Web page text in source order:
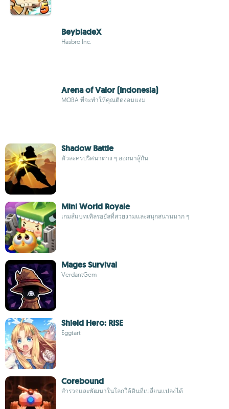
BeybladeX
Hasbro Inc.
Arena of Valor (Indonesia)
MOBA ที่จะทำให้คุณติดงอมแงม
Shadow Battle
ตัวละครปริศนาต่าง ๆ ออกมาสู้กัน
Mini World Royale
เกมส์แบทเทิลรอยัลที่สวยงามและสนุกสนานมาก ๆ
Mages Survival
VerdantGem
Shield Hero: RISE
Eggtart
Corebound
สำรวจและพัฒนาในโลกใต้ดินที่เปลี่ยนแปลงได้